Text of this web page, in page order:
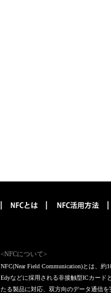
<NFCについて>
NFC(Near Field Communication)とは、
Edyなどに採用される非接触型ICカード
たる製品に対応、双方向のデータ通信